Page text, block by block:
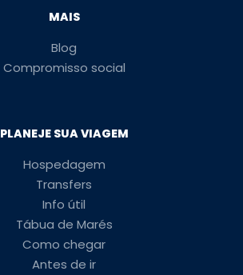
MAIS
Blog
Compromisso social
PLANEJE SUA VIAGEM
Hospedagem
Transfers
Info útil
Tábua de Marés
Como chegar
Antes de ir